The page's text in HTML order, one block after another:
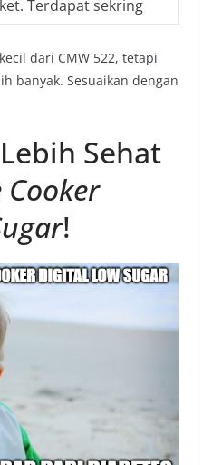
Terdapat sekring
dari CMW 522, tetapi
banyak. Sesuaikan dengan
Sehat
Cooker
!